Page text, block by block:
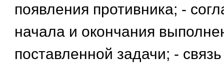
появления противника; -
начала и окончания
поставленной задачи; -